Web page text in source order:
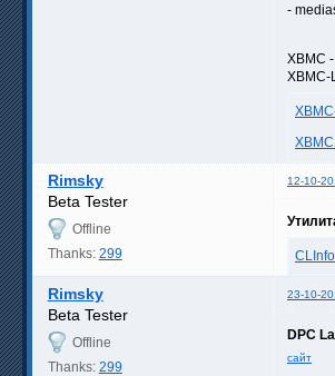
-
XBMC
XBMC-
Rimsky 12-10-
Beta Tester
Offline
Thanks: 299
Rimsky 23-10-
Beta Tester
Offline
Thanks: 299
DPC
сайт